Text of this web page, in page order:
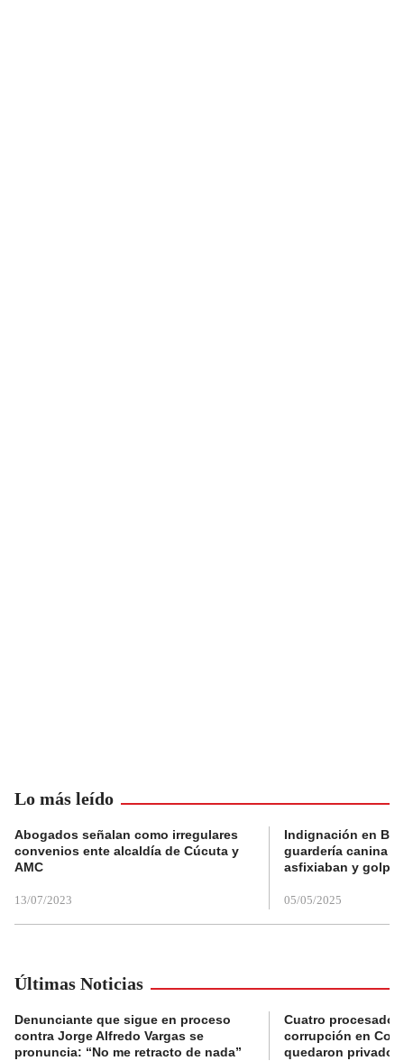
Lo más leído
Abogados señalan como irregulares
convenios ente alcaldía de Cúcuta y
AMC
13/07/2023
Indignación en
guardería canina
asfixiaban y
05/05/2025
Últimas Noticias
Denunciante que sigue en proceso
contra Jorge Alfredo Vargas se
pronuncia: “No me retracto de nada”
Cuatro
corrupción en
quedaron